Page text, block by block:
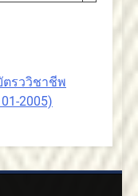
รววิชาชีพ
2005)